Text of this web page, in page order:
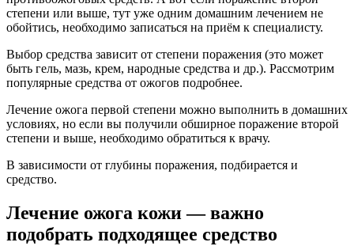
степени или выше, тут уже одним домашним лечением не
обойтись, необходимо записаться на приём к специалисту.
Выбор средства зависит от степени поражения (это может
быть гель, мазь, крем, народные средства и др.). Рассмотрим
популярные средства от ожогов подробнее.
Лечение ожога первой степени можно выполнить в домашних
условиях, но если вы получили обширное поражение второй
степени и выше, необходимо обратиться к врачу.
В зависимости от глубины поражения, подбирается и
средство.
Лечение ожога кожи — важно
подобрать подходящее средство